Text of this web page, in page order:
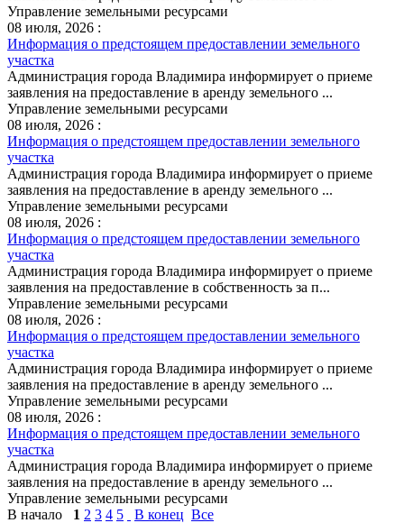
Управление земельными ресурсами
08 июля, 2026 :
Информация о предстоящем предоставлении земельного
участка
Администрация города Владимира информирует о приеме
заявления на предоставление в аренду земельного ...
Управление земельными ресурсами
08 июля, 2026 :
Информация о предстоящем предоставлении земельного
участка
Администрация города Владимира информирует о приеме
заявления на предоставление в аренду земельного ...
Управление земельными ресурсами
08 июля, 2026 :
Информация о предстоящем предоставлении земельного
участка
Администрация города Владимира информирует о приеме
заявления на предоставление в собственность за п...
Управление земельными ресурсами
08 июля, 2026 :
Информация о предстоящем предоставлении земельного
участка
Администрация города Владимира информирует о приеме
заявления на предоставление в аренду земельного ...
Управление земельными ресурсами
08 июля, 2026 :
Информация о предстоящем предоставлении земельного
участка
Администрация города Владимира информирует о приеме
заявления на предоставление в аренду земельного ...
Управление земельными ресурсами
В начало
1 2 3 4 5 В конец Все